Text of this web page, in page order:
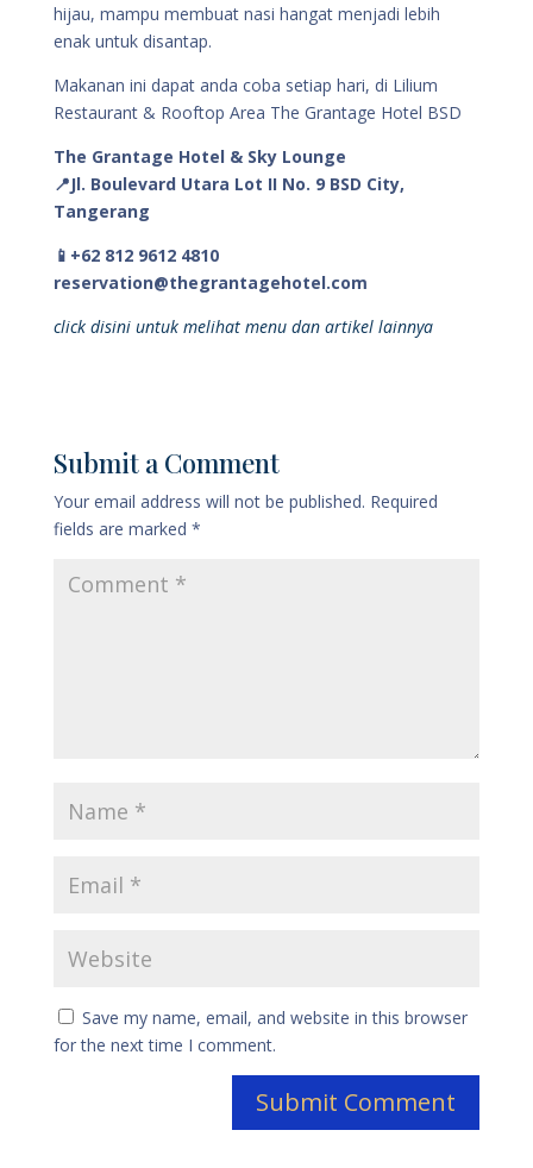
hijau, mampu membuat nasi hangat menjadi lebih
enak untuk disantap.
Makanan ini dapat anda coba setiap hari, di Lilium
Restaurant & Rooftop Area The Grantage Hotel BSD
The Grantage Hotel & Sky Lounge
📍Jl. Boulevard Utara Lot II No. 9 BSD City,
Tangerang
📱+62 812 9612 4810
reservation@thegrantagehotel.com
click disini untuk melihat menu dan artikel lainnya
Submit a Comment
Your email address will not be published. Required
fields are marked *
Save my name, email, and website in this browser
for the next time I comment.